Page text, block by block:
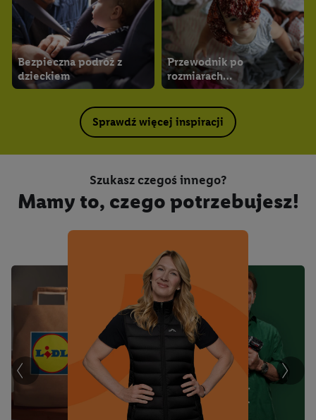
Bezpieczna podróż z
dzieckiem
Przewodnik po
rozmiarach
niemowlęcych
Sprawdź więcej inspiracji
Szukasz czegoś innego?
Mamy to, czego potrzebujesz!